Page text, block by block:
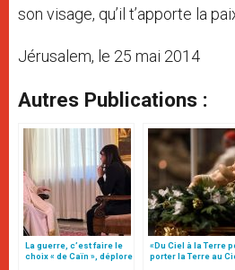
son visage, qu’il t’apporte la
Jérusalem, le 25 mai 2014
Autres Publications :
La guerre, c’est faire le
choix « de Caïn », déplore
«Du Ciel à la Terre
porter la Terre au